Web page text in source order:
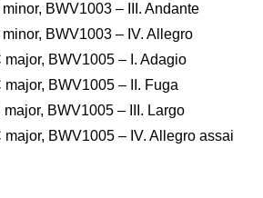
BWV1003 – III. Andante
BWV1003 – IV. Allegro
BWV1005 – I. Adagio
BWV1005 – II. Fuga
BWV1005 – III. Largo
BWV1005 – IV. Allegro assai